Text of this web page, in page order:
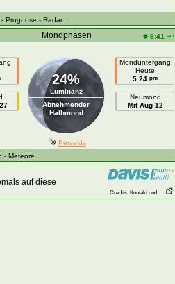
- Prognose - Radar
Mondphasen 6:41 am
24%
Luminanz
Abnehmender
Halbmond
Monduntergang
Heute
5:24 pm
Neumond
Mit Aug 12
Perseids
- Meteore
auf diese
Credits, Kontakt und . . .